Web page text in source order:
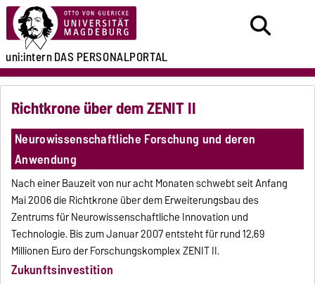
uni:internDAS PERSONALPORTAL
Richtkrone über dem ZENIT II
Neurowissenschaftliche Forschung und deren
Anwendung
Nach einer Bauzeit von nur acht Monaten schwebt seit Anfang
Mai 2006 die Richtkrone über dem Erweiterungsbau des
Zentrums für Neurowissenschaftliche Innovation und
Technologie. Bis zum Januar 2007 entsteht für rund 12,69
Millionen Euro der Forschungskomplex ZENIT II.
Zukunftsinvestition